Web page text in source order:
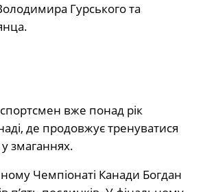
Гурського та
вже понад рік
де продовжує тренуватися
змаганнях.
Чемпіонаті Канади Богдан